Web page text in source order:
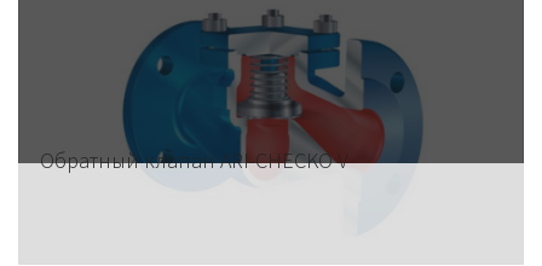
Обратный клапан ARI-CHECKO V